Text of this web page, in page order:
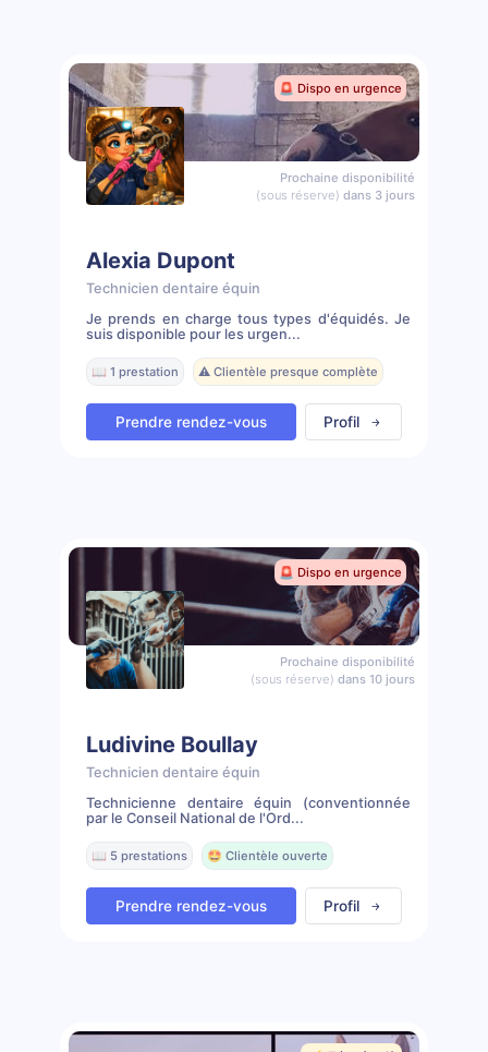
🚨 Dispo en urgence
Prochaine disponibilité
(sous réserve) dans 3 jours
Alexia Dupont
Technicien dentaire équin
Je prends en charge tous types d'équidés. Je
suis disponible pour les urgen...
📖 1 prestation ⚠️ Clientèle presque complète
Prendre rendez-vous Profil
🚨 Dispo en urgence
Prochaine disponibilité
(sous réserve) dans 10 jours
Ludivine Boullay
Technicien dentaire équin
Technicienne dentaire équin (conventionnée
par le Conseil National de l'Ord...
📖 5 prestations 🤩 Clientèle ouverte
Prendre rendez-vous Profil